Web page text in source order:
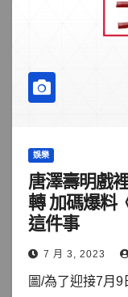
娛樂
唐澤壽明戲
轉 加碼爆料
這件事
7 月 3, 2023
圖/為了迎接7月